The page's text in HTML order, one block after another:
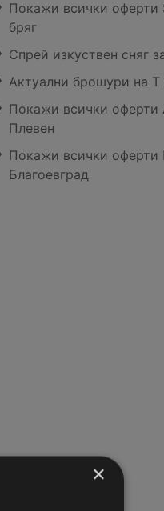
Покажи всички оферти
бряг
Спрей изкуствен сняг
Актуални брошури на T
Покажи всички
Плевен
Покажи всички оферти
Благоевград
×